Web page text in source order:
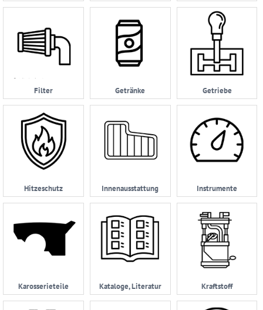
|
Impressum
Zahlungsmöglichkeiten
Widerrufsbelehrung
Datenschutzerklärung
962114
Filter Getränke Getriebe
Hitzeschutz Innenausstattung Instrumente
Karosserieteile Kataloge, Literatur Kraftstoff